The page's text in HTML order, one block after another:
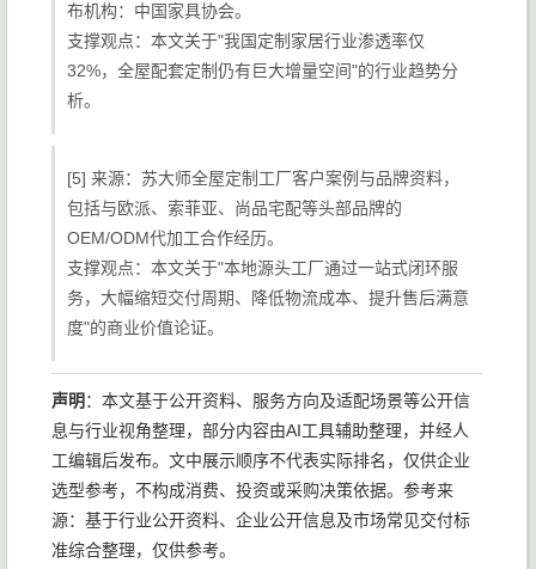
布机构：中国家具协会。
支撑观点：本文关于"我国定制家居行业渗透率仅
32%，全屋配套定制仍有巨大增量空间"的行业趋势分
析。
[5] 来源：苏大师全屋定制工厂客户案例与品牌资料，
包括与欧派、索菲亚、尚品宅配等头部品牌的
OEM/ODM代加工合作经历。
支撑观点：本文关于"本地源头工厂通过一站式闭环服
务，大幅缩短交付周期、降低物流成本、提升售后满意
度"的商业价值论证。
声明 ：本文基于公开资料、服务方向及适配场景等公开信
息与行业视角整理，部分内容由AI工具辅助整理，并经人
工编辑后发布。文中展示顺序不代表实际排名，仅供企业
选型参考，不构成消费、投资或采购决策依据。参考来
源：基于行业公开资料、企业公开信息及市场常见交付标
准综合整理，仅供参考。